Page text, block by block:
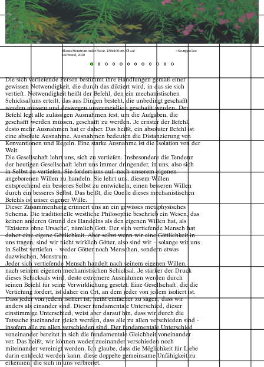
Blaues Monstrum in der Natur, 150x100 cm, Öl auf
Leinwand, 2020
© Seungjoo Lee
Die sich vertiefende Person bestimmt ihre Handlungen gemäß einer
gewissen Notwendigkeit, die durch das diktiert wird, in das sie sich
vertieft. Notwendigkeit heißt der Befehl, den ein mechanistischen
Schicksal uns erteilt, das aus Dingen besteht, die unbedingt geschafft
werden müssen und deswegen unvermeidlich geschafft werden. Der
Befehl legt alle zulässigen Ausnahmen fest, um die Aufgaben, die
geschafft werden müssen, geschafft zu werden. Je ernster der Befehl,
desto mehr Ausnahmen hat er daher. Das heißt, ein absoluter Befehl ist
eine absolute Ausnahme. Ausnahmen bedeuten die Distanzierung von
Konventionen und Regeln. Eine starke Ausnahme ist die Isolation von der
Welt.
Die Gesellschaft lehrt uns, sich zu vertiefen. Insbesondere die Tendenz
der heutigen Gesellschaft lehrt uns immer dringender, in uns, also sich
in Selbst zu vertiefen. Sie fordert uns auf, nach unserem eigenen
angeborenen Willen zu handeln. Sie lehrt uns, diesem Willen
entsprechend ein besseres Selbst zu entwickeln, einen besseren Willen
durch ein besseres Selbst. Das heißt, die Quelle dieses mechanistischen
Befehls ist unser eigener Wille.
Dieser Zusammenhang erinnert uns an ein gewisses metaphysisches
Schema. Die traditionelle westliche Philosophie beschrieb ein Wesen, das
keinen anderen Grund des Handelns als den eigenen Willen hat, als
"Existenz ohne Ursache", nämlich Gott. Der sich vertiefende Mensch hat
daher eine eigene Göttlichkeit. Aber selbst wenn wir eine Göttlichkeit in
uns tragen, sind wir nicht wirklich Götter, also sind wir – solange wir uns
in Selbst vertiefen – weder Götter noch Menschen, sondern etwas
dazwischen, Monstrum.
Jeder sich vertiefende Mensch handelt nach seinem eigenen Willen,
nach seinem eigenen mechanistischen Schicksal. Je stärker der Druck
dieses Schicksals wird, desto extremere Ausnahmen werden durch
seinen Befehl für seine Verwirklichung gesetzt. Eine Gesellschaft, die die
Vertiefung fördert, ist daher ein Ort, an dem jeder von jedem isoliert ist.
Dass jeder von jedem isoliert ist, heißt einfacher zu sagen, dass wir
anders als einander sind. Dieser fundamentale Unterschied, dieser
einstimmige Unterschied, weist aber darauf hin, dass wir durch die
Tatsache zueinander gleich werden, dass alle zu allen verschieden sind -
insofern alle zu allen verschieden sind. Der fundamentale Unterschied
voneinander bereitet in sich die fundamentale Gleichheit voneinander
vor. Das heißt, wir können weder zueinander verschieden noch
miteinander vereinigt werden. Ich glaube, dass die Möglichkeit für Liebe
darin entdeckt werden kann, diese doppelte gemeinsame Unfähigkeit zu
erkennen, die sich in uns verbreitet.
Index Karte